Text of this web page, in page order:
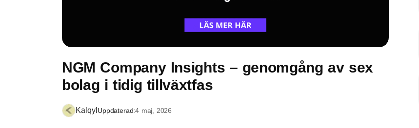
NGM Company Insights – genomgång av sex
bolag i tidig tillväxtfas
Kalqyl Uppdaterad:4 maj, 2026